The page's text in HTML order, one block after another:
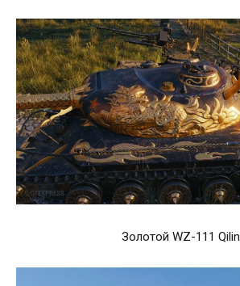
Золотой WZ-111 Qilin